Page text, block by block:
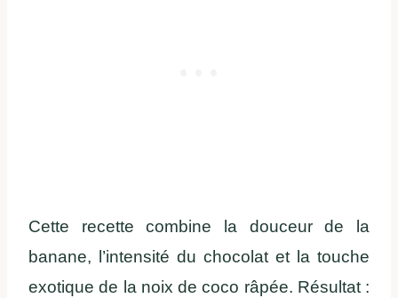
Cette recette combine la douceur de la
banane, l’intensité du chocolat et la touche
exotique de la noix de coco râpée. Résultat :